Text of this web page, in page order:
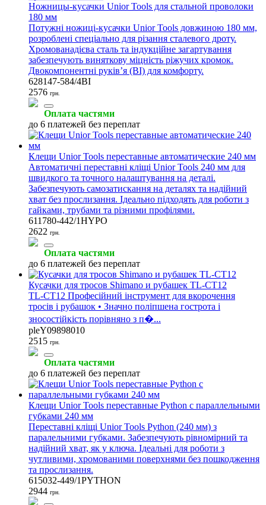
Ножницы-кусачки Unior Tools для стальной проволоки
180 мм
Потужні ножиці-кусачки Unior Tools довжиною 180 мм,
розроблені спеціально для різання сталевого дроту.
Хромованадієва сталь та індукційне загартування
забезпечують виняткову міцність ріжучих кромок.
Двокомпонентні руків’я (BI) для комфорту.
628147-584/4BI
2576 грн.
Оплата частями
до 6 платежей без переплат
Клещи Unior Tools переставные автоматические 240 мм
Автоматичні переставні кліщі Unior Tools 240 мм для
швидкого та точного налаштування на деталі.
Забезпечують самозатискання на деталях та надійний
хват без прослизання. Ідеально підходять для роботи з
гайками, трубами та різними профілями.
611780-442/1HYPO
2622 грн.
Оплата частями
до 6 платежей без переплат
Кусачки для тросов Shimano и рубашек TL-CT12
TL-CT12 Професійний інструмент для вкорочення
тросів і рубашок • Значно поліпшена гострота і
зносостійкість порівняно з п�...
pleY09898010
2515 грн.
Оплата частями
до 6 платежей без переплат
Клещи Unior Tools переставные Python с параллельными
губками 240 мм
Переставні кліщі Unior Tools Python (240 мм) з
паралельними губками. Забезпечують рівномірний та
надійний хват, як у ключа. Ідеальні для роботи з
чутливими, хромованими поверхнями без пошкодження
та прослизання.
615032-449/1PYTHON
2944 грн.